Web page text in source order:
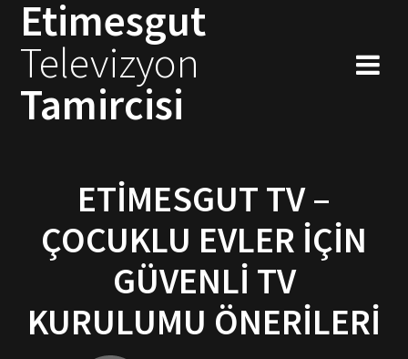
Skip
to
Etimesgut
Televizyon
Tamircisi
ETIMESGUT TV –
ÇOCUKLU EVLER İÇIN
GÜVENLI TV
KURULUMU ÖNERILERI